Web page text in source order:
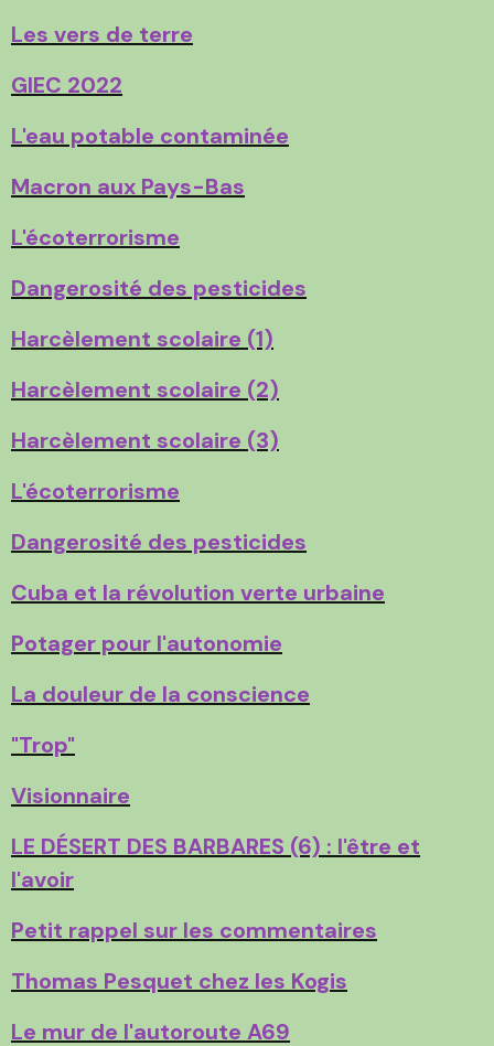
Les vers de terre
GIEC 2022
L'eau potable contaminée
Macron aux Pays-Bas
L'écoterrorisme
Dangerosité des pesticides
Harcèlement scolaire (1)
Harcèlement scolaire (2)
Harcèlement scolaire (3)
L'écoterrorisme
Dangerosité des pesticides
Cuba et la révolution verte urbaine
Potager pour l'autonomie
La douleur de la conscience
"Trop"
Visionnaire
LE DÉSERT DES BARBARES (6) : l'être et
l'avoir
Petit rappel sur les commentaires
Thomas Pesquet chez les Kogis
Le mur de l'autoroute A69